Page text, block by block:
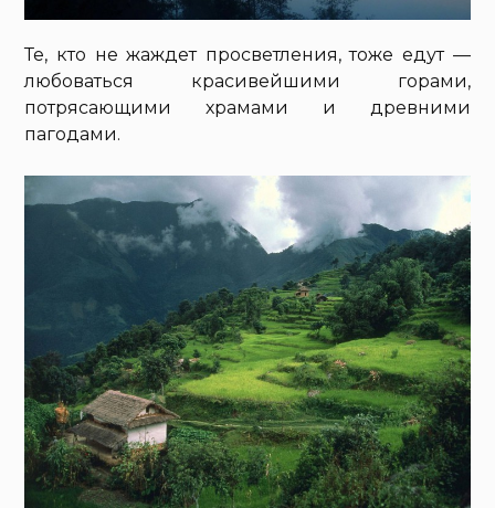
Те, кто не жаждет просветления, тоже едут —
любоваться красивейшими горами,
потрясающими храмами и древними
пагодами.